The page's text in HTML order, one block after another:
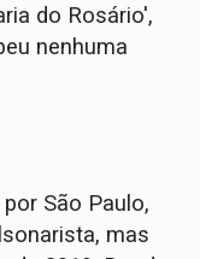
do Rosário',
nenhuma
São Paulo,
mas